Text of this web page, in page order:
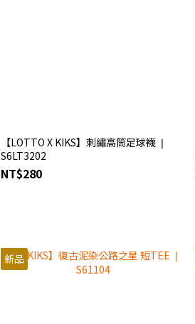
【LOTTO X KIKS】刺繡高筒足球襪 ❘
S6LT3202
NT$280
新品